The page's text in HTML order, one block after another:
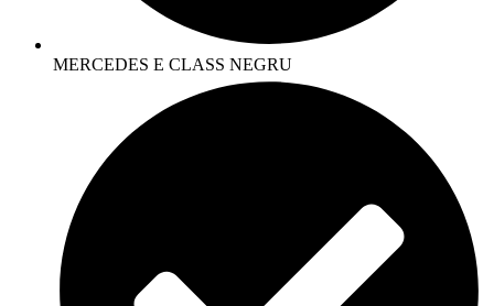
MERCEDES E CLASS NEGRU